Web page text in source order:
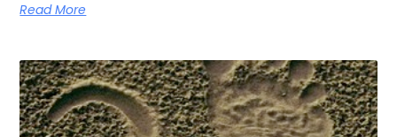
Read More